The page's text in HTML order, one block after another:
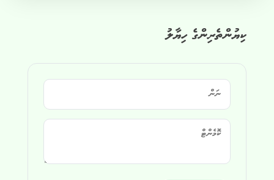
ކިޔުންތެރިންގެ ހިޔާލު